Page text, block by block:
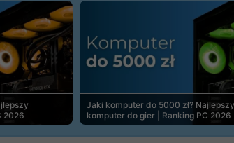
2026
Jaki komputer do 5000 zł? Najlepszy
komputer do gier | Ranking PC 2026